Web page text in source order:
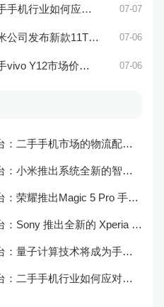
何应对环境保护的责任 07-07
Pro手机，搭载120W快充技术 07-06
市场价格相对稳定 07-06
忠机者手机专卖平台：二手手机市场的物流配送和出售方式
忠机者手机专卖平台：小米推出系统全新的智能厨房
忠机者手机专卖平台：荣耀推出Magic 5 Pro 手机，搭载麒麟9000处理器和5000万像素主摄像头
忠机者手机专卖平台：Sony 推出全新的 Xperia 1 III 手机，展现出卓越的技术和品质
忠机者手机专卖平台：量子计算技术将成为手机行业的新的发展方向
忠机者手机专卖平台：二手手机行业如何应对生态系统的要求